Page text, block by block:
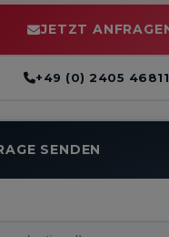
JETZT
+49 (0) 2405
SENDEN